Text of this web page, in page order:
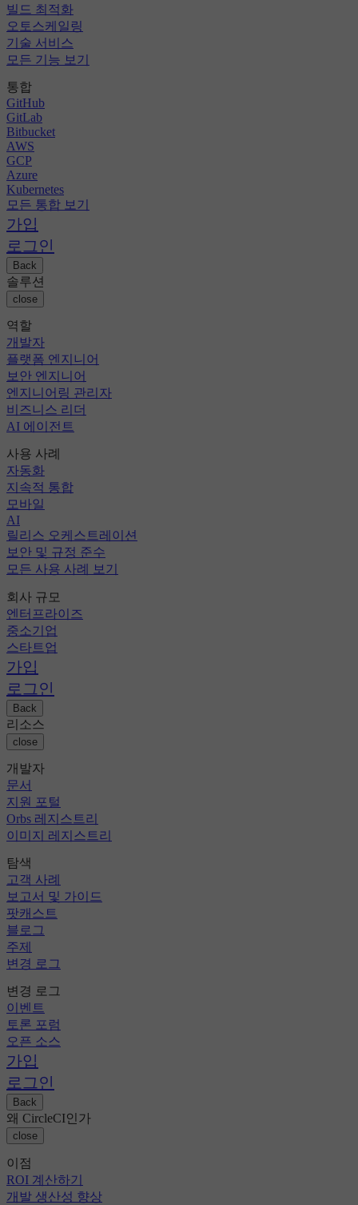
빌드 최적화
오토스케일링
기술 서비스
모든 기능 보기
통합
GitHub
GitLab
Bitbucket
AWS
GCP
Azure
Kubernetes
모든 통합 보기
가입
로그인
Back
솔루션
close
역할
개발자
플랫폼 엔지니어
보안 엔지니어
엔지니어링 관리자
비즈니스 리더
AI 에이전트
사용 사례
자동화
지속적 통합
모바일
AI
릴리스 오케스트레이션
보안 및 규정 준수
모든 사용 사례 보기
회사 규모
엔터프라이즈
중소기업
스타트업
가입
로그인
Back
리소스
close
개발자
문서
지원 포털
Orbs 레지스트리
이미지 레지스트리
탐색
고객 사례
보고서 및 가이드
팟캐스트
블로그
주제
변경 로그
변경 로그
이벤트
토론 포럼
오픈 소스
가입
로그인
Back
왜 CircleCI인가
close
이점
ROI 계산하기
개발 생산성 향상